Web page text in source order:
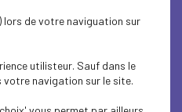
lors de votre naviguation sur
utilisteur. Sauf dans le
navigation sur le site.